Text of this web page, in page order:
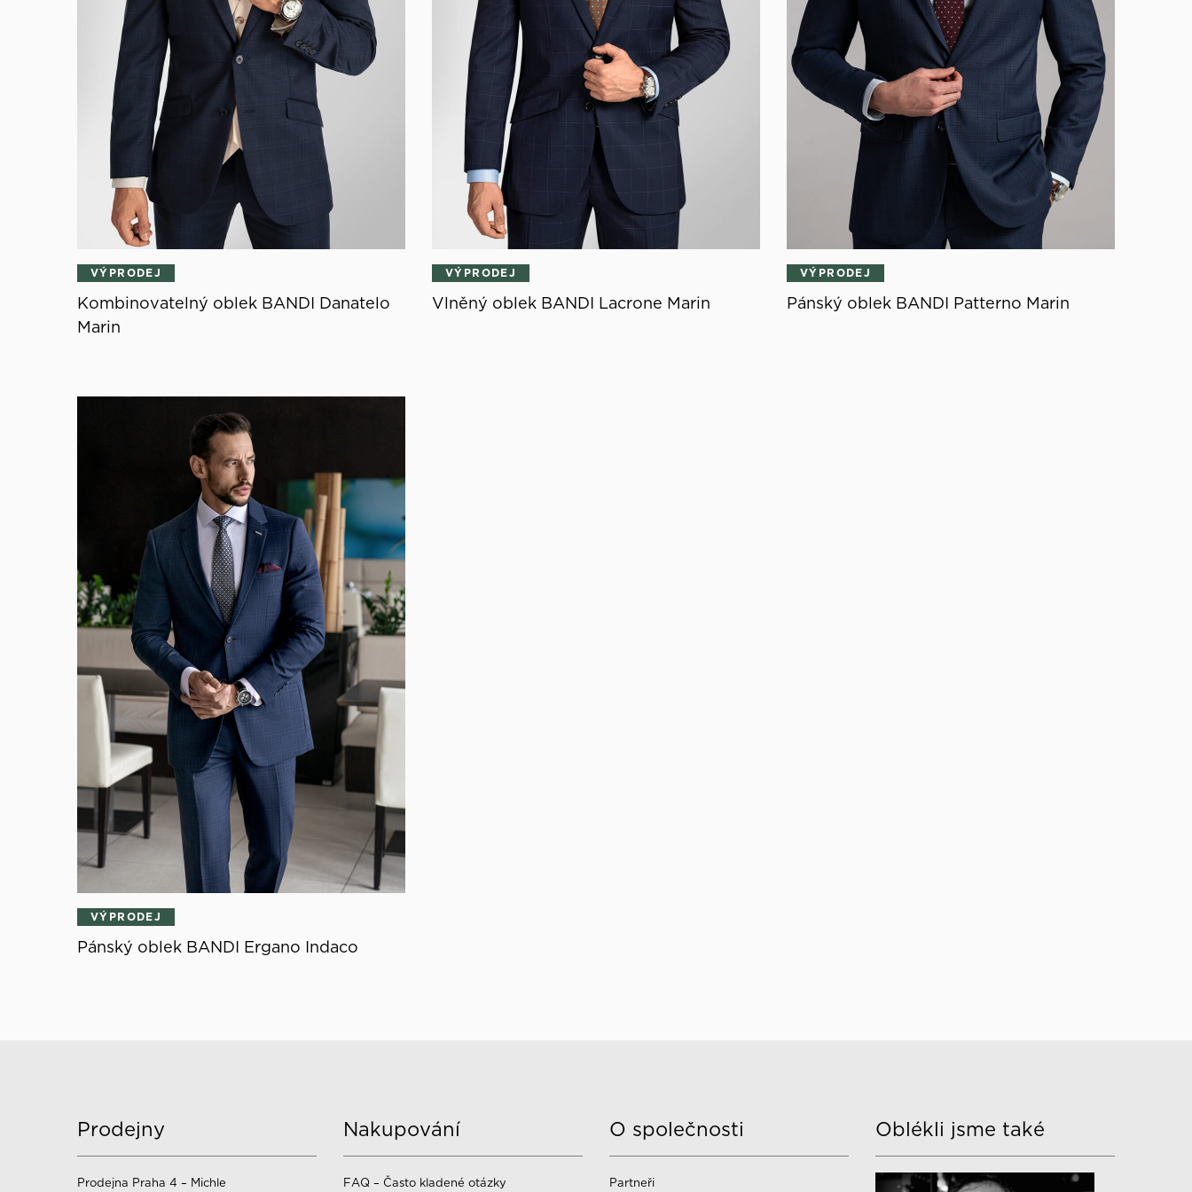
VÝPRODEJ
Kombinovatelný oblek BANDI Danatelo
Marin
VÝPRODEJ
Vlněný oblek BANDI Lacrone Marin
VÝPRODEJ
Pánský oblek BANDI Patterno Marin
VÝPRODEJ
Pánský oblek BANDI Ergano Indaco
Prodejny
Prodejna Praha 4 – Michle
Nakupování
FAQ – Často kladené otázky
O společnosti
Partneři
Oblékli jsme také